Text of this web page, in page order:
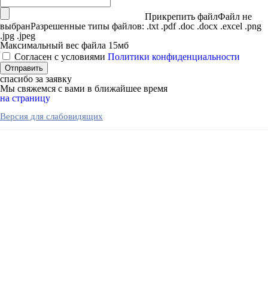
Прикрепить файлФайл не
выбранРазрешенные типы файлов: .txt .pdf .doc .docx .excel .png
.jpg .jpeg
Максимальный вес файла 15мб
Согласен с условиями Политики конфиденциальности
спасибо за заявку
Мы свяжемся с вами в ближайшее время
на страницу
Версия для слабовидящих